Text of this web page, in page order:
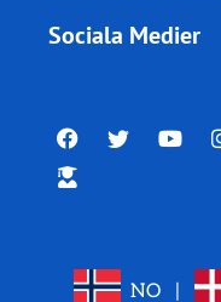
Sociala Medier
NO